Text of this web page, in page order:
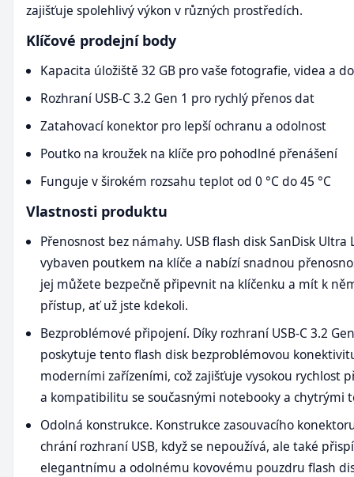
zajišťuje spolehlivý výkon v různých prostředích.
Klíčové prodejní body
Kapacita úložiště 32 GB pro vaše fotografie, videa a
Rozhraní USB-C 3.2 Gen 1 pro rychlý přenos dat
Zatahovací konektor pro lepší ochranu a odolnost
Poutko na kroužek na klíče pro pohodlné přenášení
Funguje v širokém rozsahu teplot od 0 °C do 45 °C
Vlastnosti produktu
Přenosnost bez námahy. USB flash disk SanDisk Ultra
vybaven poutkem na klíče a nabízí snadnou
jej můžete bezpečně připevnit na klíčenku a mít k
přístup, ať už jste kdekoli.
Bezproblémové připojení. Díky rozhraní USB-C 3.2
poskytuje tento flash disk bezproblémovou
moderními zařízeními, což zajišťuje vysokou rychlost
a kompatibilitu se současnými notebooky a chytrými
Odolná konstrukce. Konstrukce zasouvacího
chrání rozhraní USB, když se nepoužívá, ale také
elegantnímu a odolnému kovovému pouzdru flash